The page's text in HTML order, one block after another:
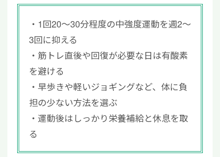
1回20〜30分程度の中強度運動を週2〜
3回に抑える
筋トレ直後や回復が必要な日は有酸素
を避ける
早歩きや軽いジョギングなど、体に負
担の少ない方法を選ぶ
運動後はしっかり栄養補給と休息を取
る